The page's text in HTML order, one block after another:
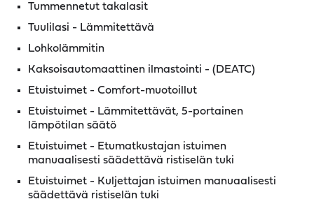
Tummennetut takalasit
Tuulilasi - Lämmitettävä
Lohkolämmitin
Kaksoisautomaattinen ilmastointi - (DEATC)
Etuistuimet - Comfort-muotoillut
Etuistuimet - Lämmitettävät, 5-portainen
lämpötilan säätö
Etuistuimet - Etumatkustajan istuimen
manuaalisesti säädettävä ristiselän tuki
Etuistuimet - Kuljettajan istuimen manuaalisesti
säädettävä ristiselän tuki